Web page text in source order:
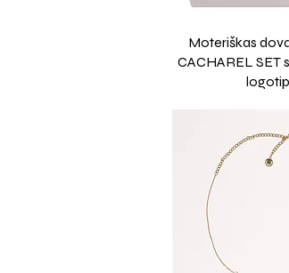
Moteriškas
CACHAREL SET